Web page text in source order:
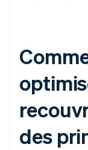
des